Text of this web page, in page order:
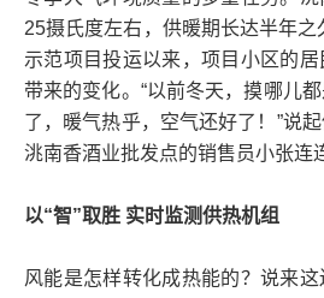
25摄氏度左右，供暖期长达半年
示范项目投运以来，项目小区的
带来的变化。“以前冬天，摸哪儿
了，暖气热乎，空气还好了！”说
洮南香酒业批发点的销售员小张连
以“智”取胜 实时监测供热机组
风能是怎样转化成热能的？说来